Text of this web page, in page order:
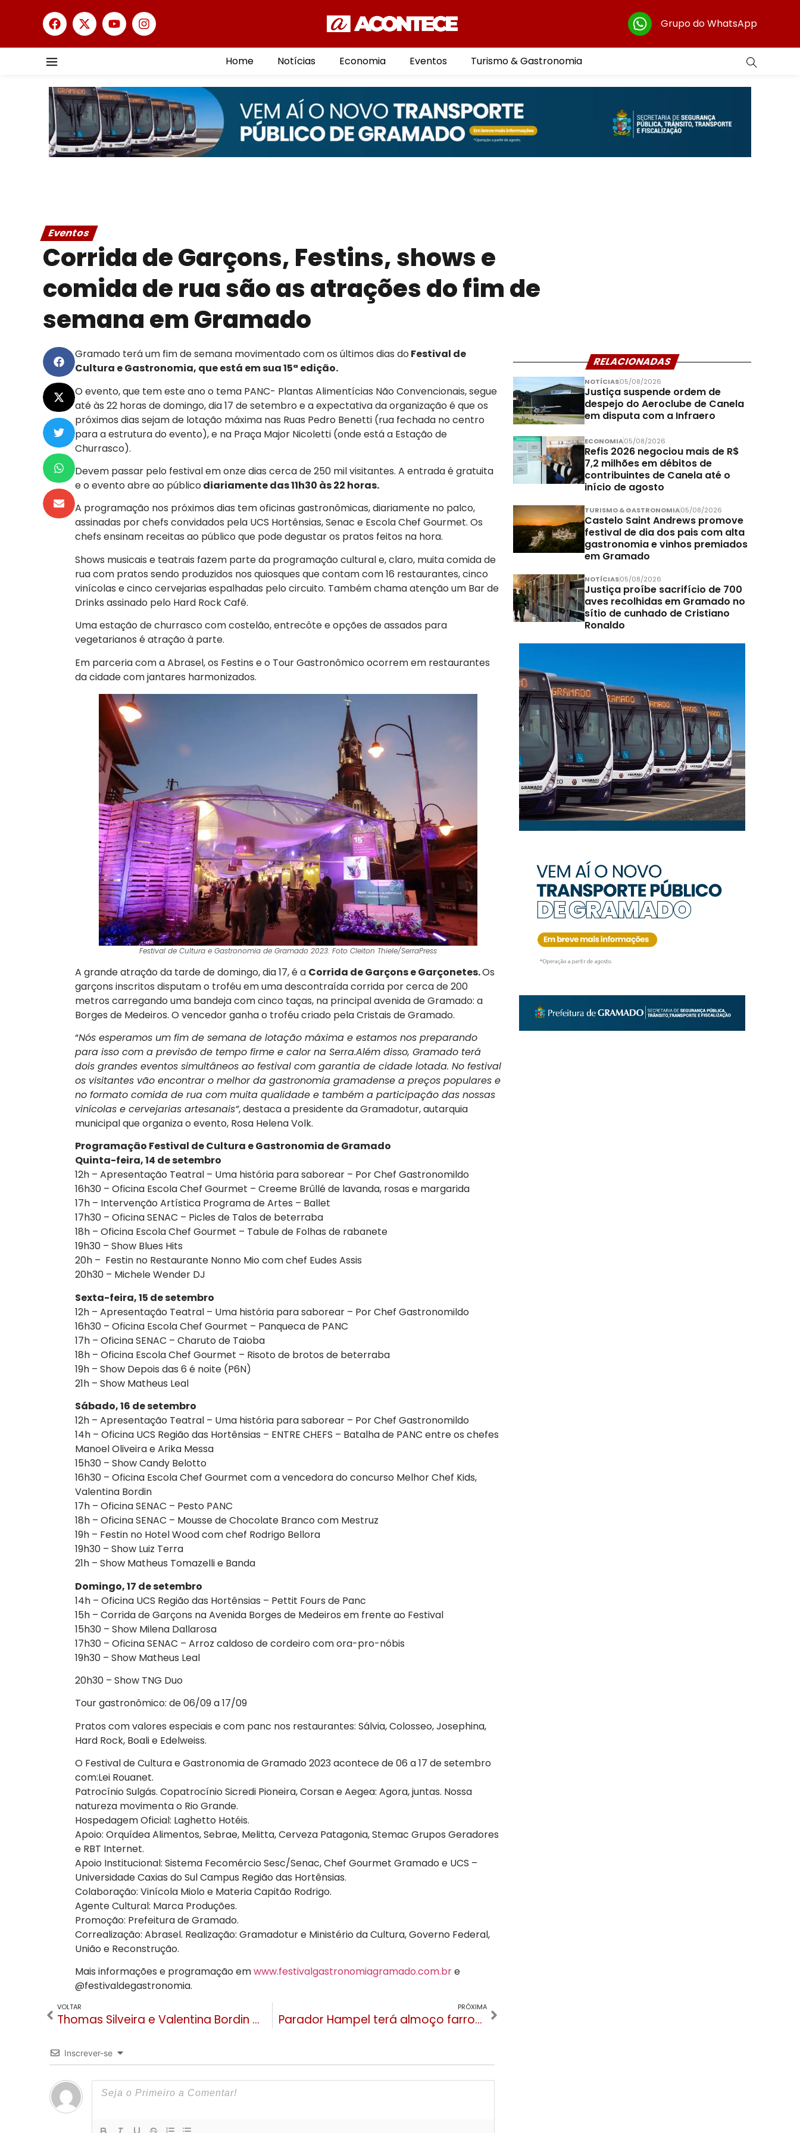
Grupo do WhatsApp
Home Notícias Economia Eventos Turismo & Gastronomia
Eventos
Corrida de Garçons, Festins, shows e
comida de rua são as atrações do fim de
semana em Gramado
Gramado terá um fim de semana movimentado com os últimos dias doFestival de
Cultura e Gastronomia, que está em sua 15ª edição.
O evento, que tem este ano o tema PANC- Plantas Alimentícias Não Convencionais, segue
até às 22 horas de domingo, dia 17 de setembro e a expectativa da organização é que os
próximos dias sejam de lotação máxima nas Ruas Pedro Benetti (rua fechada no centro
para a estrutura do evento), e na Praça Major Nicoletti (onde está a Estação de
Churrasco).
Devem passar pelo festival em onze dias cerca de 250 mil visitantes. A entrada é gratuita
e o evento abre ao públicodiariamente das 11h30 às 22 horas.
A programação nos próximos dias tem oficinas gastronômicas, diariamente no palco,
assinadas por chefs convidados pela UCS Hortênsias, Senac e Escola Chef Gourmet. Os
chefs ensinam receitas ao público que pode degustar os pratos feitos na hora.
Shows musicais e teatrais fazem parte da programação cultural e, claro, muita comida de
rua com pratos sendo produzidos nos quiosques que contam com 16 restaurantes, cinco
vinícolas e cinco cervejarias espalhadas pelo circuito. Também chama atenção um Bar de
Drinks assinado pelo Hard Rock Café.
Uma estação de churrasco com costelão, entrecôte e opções de assados para
vegetarianos é atração à parte.
Em parceria com a Abrasel, os Festins e o Tour Gastronômico ocorrem em restaurantes
da cidade com jantares harmonizados.
Festival de Cultura e Gastronomia de Gramado 2023. Foto Cleiton Thiele/SerraPress
A grande atração da tarde de domingo, dia 17, é a Corrida de Garçons e Garçonetes.Os
garçons inscritos disputam o troféu em uma descontraída corrida por cerca de 200
metros carregando uma bandeja com cinco taças, na principal avenida de Gramado: a
Borges de Medeiros. O vencedor ganha o troféu criado pela Cristais de Gramado.
“Nós esperamos um fim de semana de lotação máxima e estamos nos preparando
para isso com a previsão de tempo firme e calor na Serra.Além disso, Gramado terá
dois grandes eventos simultâneos ao festival com garantia de cidade lotada. No festival
os visitantes vão encontrar o melhor da gastronomia gramadense a preços populares e
no formato comida de rua com muita qualidade e também a participação das nossas
vinícolas e cervejarias artesanais”, destaca a presidente da Gramadotur, autarquia
municipal que organiza o evento, Rosa Helena Volk.
Programação Festival de Cultura e Gastronomia de Gramado
Quinta-feira, 14 de setembro
12h – Apresentação Teatral – Uma história para saborear – Por Chef Gastronomildo
16h30 – Oficina Escola Chef Gourmet – Creeme Brûllé de lavanda, rosas e margarida
17h – Intervenção Artística Programa de Artes – Ballet
17h30 – Oficina SENAC – Picles de Talos de beterraba
18h – Oficina Escola Chef Gourmet – Tabule de Folhas de rabanete
19h30 – Show Blues Hits
20h – Festin no Restaurante Nonno Mio com chef Eudes Assis
20h30 – Michele Wender DJ
Sexta-feira, 15 de setembro
12h – Apresentação Teatral – Uma história para saborear – Por Chef Gastronomildo
16h30 – Oficina Escola Chef Gourmet – Panqueca de PANC
17h – Oficina SENAC – Charuto de Taioba
18h – Oficina Escola Chef Gourmet – Risoto de brotos de beterraba
19h – Show Depois das 6 é noite (P6N)
21h – Show Matheus Leal
Sábado, 16 de setembro
12h – Apresentação Teatral – Uma história para saborear – Por Chef Gastronomildo
14h – Oficina UCS Região das Hortênsias – ENTRE CHEFS – Batalha de PANC entre os chefes
Manoel Oliveira e Arika Messa
15h30 – Show Candy Belotto
16h30 – Oficina Escola Chef Gourmet com a vencedora do concurso Melhor Chef Kids,
Valentina Bordin
17h – Oficina SENAC – Pesto PANC
18h – Oficina SENAC – Mousse de Chocolate Branco com Mestruz
19h – Festin no Hotel Wood com chef Rodrigo Bellora
19h30 – Show Luiz Terra
21h – Show Matheus Tomazelli e Banda
Domingo, 17 de setembro
14h – Oficina UCS Região das Hortênsias – Pettit Fours de Panc
15h – Corrida de Garçons na Avenida Borges de Medeiros em frente ao Festival
15h30 – Show Milena Dallarosa
17h30 – Oficina SENAC – Arroz caldoso de cordeiro com ora-pro-nóbis
19h30 – Show Matheus Leal
20h30 – Show TNG Duo
Tour gastronômico: de 06/09 a 17/09
Pratos com valores especiais e com panc nos restaurantes: Sálvia, Colosseo, Josephina,
Hard Rock, Boali e Edelweiss.
O Festival de Cultura e Gastronomia de Gramado 2023 acontece de 06 a 17 de setembro
com:Lei Rouanet.
Patrocínio Sulgás. Copatrocínio Sicredi Pioneira, Corsan e Aegea: Agora, juntas. Nossa
natureza movimenta o Rio Grande.
Hospedagem Oficial: Laghetto Hotéis.
Apoio: Orquídea Alimentos, Sebrae, Melitta, Cerveza Patagonia, Stemac Grupos Geradores
e RBT Internet.
Apoio Institucional: Sistema Fecomércio Sesc/Senac, Chef Gourmet Gramado e UCS –
Universidade Caxias do Sul Campus Região das Hortênsias.
Colaboração: Vinícola Miolo e Materia Capitão Rodrigo.
Agente Cultural: Marca Produções.
Promoção: Prefeitura de Gramado.
Correalização: Abrasel. Realização: Gramadotur e Ministério da Cultura, Governo Federal,
União e Reconstrução.
Mais informações e programação emwww.festivalgastronomiagramado.com.bre
@festivaldegastronomia.
VOLTAR
Thomas Silveira e Valentina Bordin vencem os concursos Melhor Chef e Chef Kids de Gramado
PRÓXIMA
Parador Hampel terá almoço farroupilha com técnicas rústicas de fogo, churrasco e boia campeira
Inscrever-se
RELACIONADAS
NOTÍCIAS05/08/2026
Justiça suspende ordem de
despejo do Aeroclube de Canela
em disputa com a Infraero
ECONOMIA05/08/2026
Refis 2026 negociou mais de R$
7,2 milhões em débitos de
contribuintes de Canela até o
início de agosto
TURISMO & GASTRONOMIA05/08/2026
Castelo Saint Andrews promove
festival de dia dos pais com alta
gastronomia e vinhos premiados
em Gramado
NOTÍCIAS05/08/2026
Justiça proíbe sacrifício de 700
aves recolhidas em Gramado no
sítio de cunhado de Cristiano
Ronaldo